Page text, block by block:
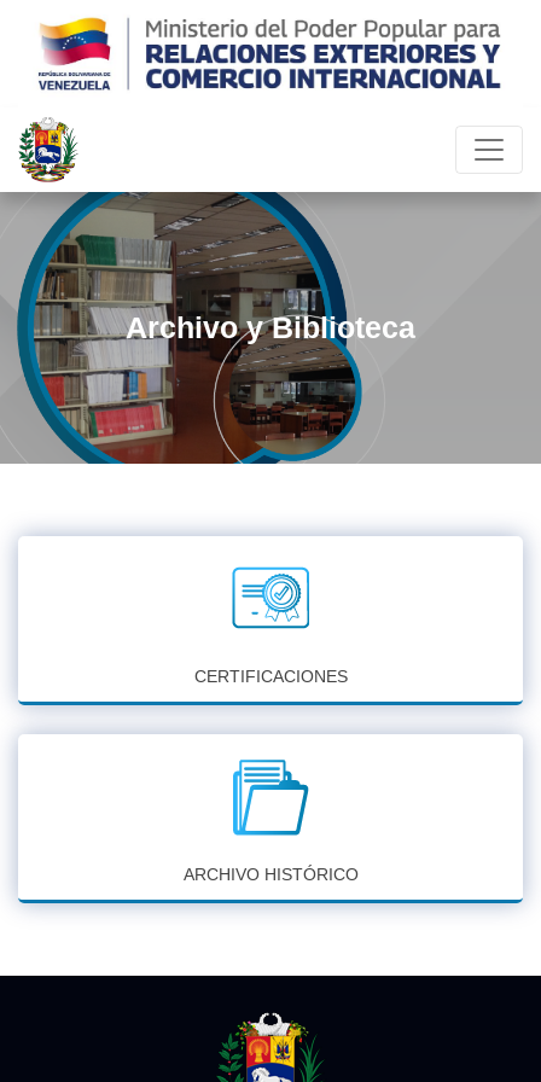
Archivo y Biblioteca
CERTIFICACIONES
ARCHIVO HISTÓRICO